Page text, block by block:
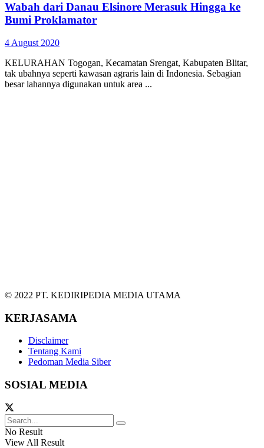
Wabah dari Danau Elsinore Merasuk Hingga ke
Bumi Proklamator
4 August 2020
KELURAHAN Togogan, Kecamatan Srengat, Kabupaten Blitar,
tak ubahnya seperti kawasan agraris lain di Indonesia. Sebagian
besar lahannya digunakan untuk area ...
© 2022 PT. KEDIRIPEDIA MEDIA UTAMA
KERJASAMA
Disclaimer
Tentang Kami
Pedoman Media Siber
SOSIAL MEDIA
No Result
View All Result